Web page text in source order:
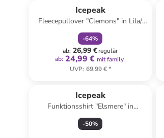
Icepeak
Fleecepullover "Clemons" in Lila/
Rosa
-64%
ab: 26,99 €regulär
ab: 24,99 € mit family
UVP: 69,99 €*
Icepeak
Funktionsshirt "Elsmere" in
Schwarz
-50%